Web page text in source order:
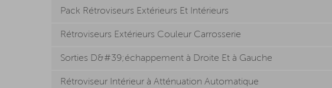
Pack Rétroviseurs Extérieurs Et Intérieurs
Rétroviseurs Extérieurs Couleur Carrosserie
Sorties D&#39;échappement à Droite Et à Gauche
Rétroviseur Intérieur à Atténuation Automatique